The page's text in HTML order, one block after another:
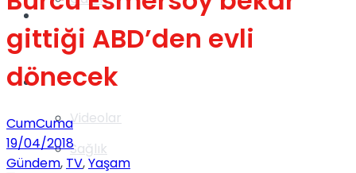
Videolar
Gündem
Yaşam
Sağlık
gittiği ABD’den evli
dönecek
CumCuma
19/04/2018
Gündem, TV,Yaşam